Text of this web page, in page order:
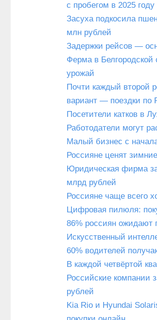
с пробегом в 2025 году
Засуха подкосила
млн рублей
Задержки рейсов —
Ферма в Белгородской
урожай
Почти каждый второй
вариант — поездки по
Посетители катков в
Работодатели могут
Малый бизнес с
Россияне ценят
Юридическая фирма
млрд рублей
Россияне чаще всего
Цифровая пилюля:
86% россиян ожидают
Искусственный
60% водителей
В каждой четвёртой
Российские компании
рублей
Kia Rio и Hyundai